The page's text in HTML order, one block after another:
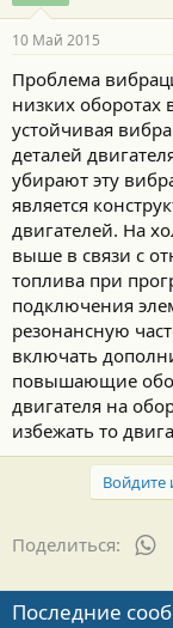
10 Май 2015
Проблема
низких оборотах
устойчивая
деталей
убирают эту
является
двигателей. На
выше в связи с
топлива при
подключения
резонансную
включать
повышающие
двигателя на
избежать то
Войдите
Поделиться:
Последние